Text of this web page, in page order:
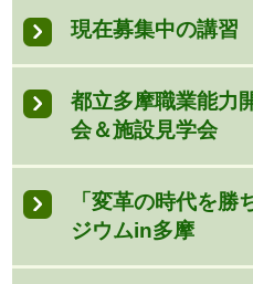
現在募集中の講習
都立多摩職業能力
会＆施設見学会
「変革の時代を勝
ジウムin多摩